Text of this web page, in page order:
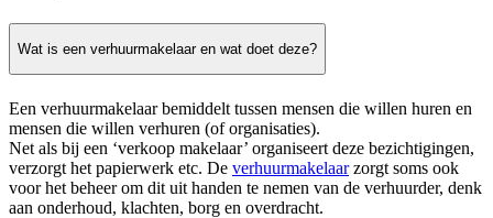
Wat is een verhuurmakelaar en wat doet deze?
Een verhuurmakelaar bemiddelt tussen mensen die willen huren en
mensen die willen verhuren (of organisaties).
Net als bij een ‘verkoop makelaar’ organiseert deze bezichtigingen,
verzorgt het papierwerk etc. De verhuurmakelaarzorgt soms ook
voor het beheer om dit uit handen te nemen van de verhuurder, denk
aan onderhoud, klachten, borg en overdracht.